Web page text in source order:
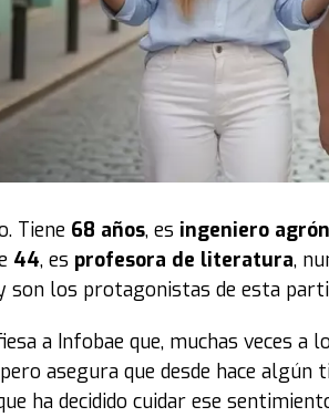
Tiene 68 años, es ingeniero
44, es profesora de literatura,
son los protagonistas de esta
a Infobae que, muchas veces
asegura que desde hace
ha decidido cuidar ese